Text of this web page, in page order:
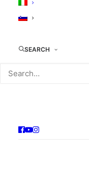
SEARCH
Filmski žanr